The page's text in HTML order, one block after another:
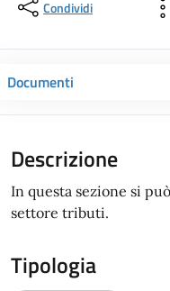
Condividi
Documenti
Descrizione
In questa sezione si
settore tributi.
Tipologia